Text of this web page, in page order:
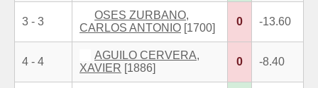
3 - 3
OSES ZURBANO,
CARLOS ANTONIO [1700]
0 -13.60
4 - 4
AGUILO CERVERA,
XAVIER [1886]
0 -8.40